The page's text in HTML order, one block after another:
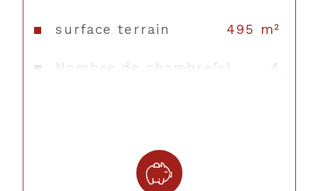
Un garage de 24 m² complète ce bien, toiture
central gaz.
surface terrain 495 m²
Nombre de chambre(s) 4
Nb de salle d'eau